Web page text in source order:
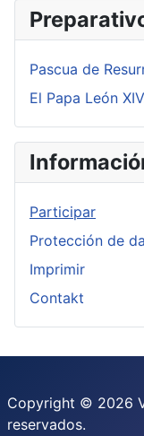
Pascua de
El Papa León
Participar
Protección de
Imprimir
Contakt
Copyright © 2026
reservados.